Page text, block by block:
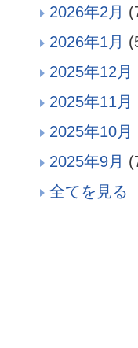
2026年2月
2026年1月
2025年12月
2025年11月
2025年10月
2025年9月
全てを見る